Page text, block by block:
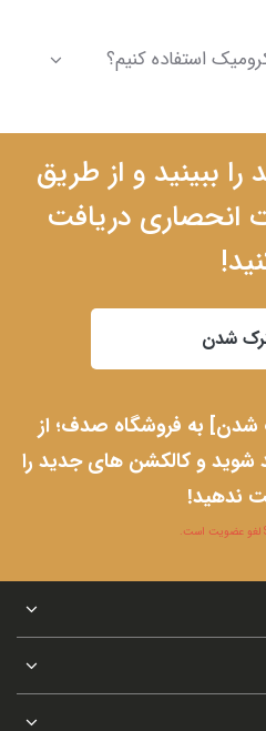
استفاده کنیم؟
ببینید و از طریق
انحصاری دریافت
شدن
شدن] به فروشگاه صدف؛ از
شوید و کالکشن های جدید را
ندهید!